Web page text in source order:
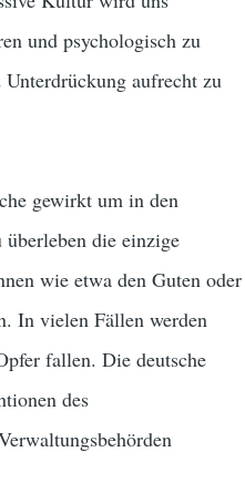
und psychologisch zu
aufrecht zu
gewirkt um in den
die einzige
wie etwa den Guten oder
In vielen Fällen werden
fallen. Die deutsche
des